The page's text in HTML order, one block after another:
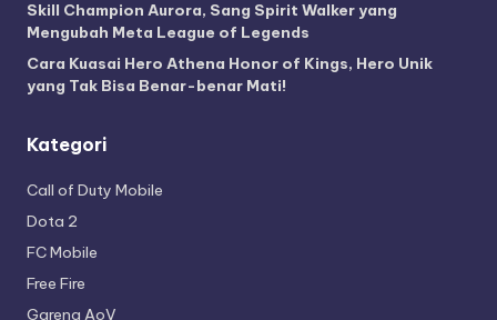
Skill Champion Aurora, Sang Spirit Walker yang
Mengubah Meta League of Legends
Cara Kuasai Hero Athena Honor of Kings, Hero Unik
yang Tak Bisa Benar-benar Mati!
Kategori
Call of Duty Mobile
Dota 2
FC Mobile
Free Fire
Garena AoV